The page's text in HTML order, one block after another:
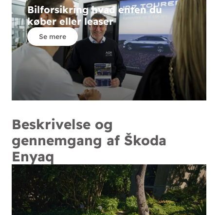
Bilforsikring hvad enten du
køber eller leaser
Se mere
Beskrivelse og
gennemgang af Škoda
Enyaq